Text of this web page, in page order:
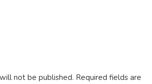
not be published. Required fields are